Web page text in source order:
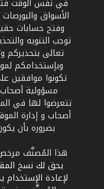
في نفس الوقت
الأسواق
وفتح حسابات
توجب التنويه
تعالى
وبإستخدامكم
تكونوا موافقين
مسؤولية
تتعرضوا لها في
أصحاب و إدارة
بضروره بأن يكون صحيح
هذا المُصنَّف
يحق لك نسخ
لإعادة